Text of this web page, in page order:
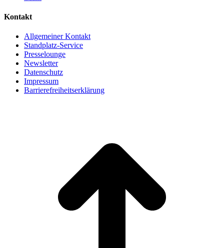
Kontakt
Allgemeiner Kontakt
Standplatz-Service
Presselounge
Newsletter
Datenschutz
Impressum
Barrierefreiheitserklärung